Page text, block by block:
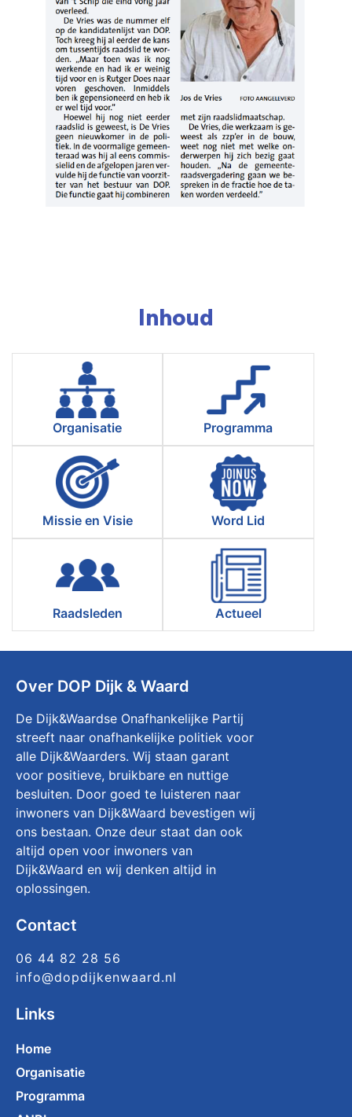
Inhoud
Organisatie Programma
Missie en Visie Word Lid
Raadsleden Actueel
Over DOP Dijk & Waard
De Dijk&Waardse Onafhankelijke Partij
streeft naar onafhankelijke politiek voor
alle Dijk&Waarders. Wij staan garant
voor positieve, bruikbare en nuttige
besluiten. Door goed te luisteren naar
inwoners van Dijk&Waard bevestigen wij
ons bestaan. Onze deur staat dan ook
altijd open voor inwoners van
Dijk&Waard en wij denken altijd in
oplossingen.
Contact
06 44 82 28 56
info@dopdijkenwaard.nl
Links
Home
Organisatie
Programma